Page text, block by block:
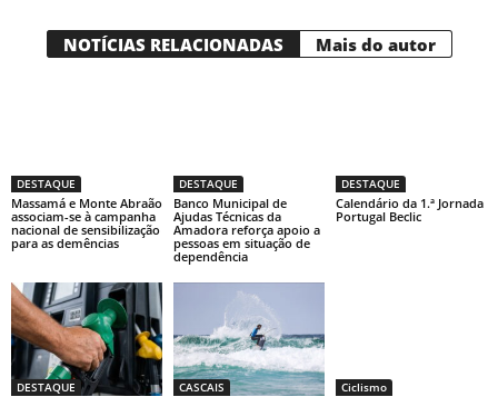
NOTÍCIAS RELACIONADAS Mais do autor
DESTAQUE
Massamá e Monte Abraão
associam-se à campanha
nacional de sensibilização
para as demências
DESTAQUE
Banco Municipal de
Ajudas Técnicas da
Amadora reforça apoio a
pessoas em situação de
dependência
DESTAQUE
Calendário da 1.ª Jornada
Portugal Beclic
DESTAQUE CASCAIS Ciclismo